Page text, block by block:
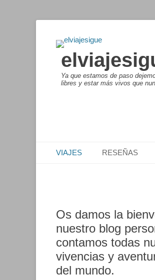
Ya que estamos de paso
libres y estar más vivos que
Menú principal
VIAJES RESEÑAS
Os damos la
nuestro blog
contamos todas
vivencias y
del mundo.